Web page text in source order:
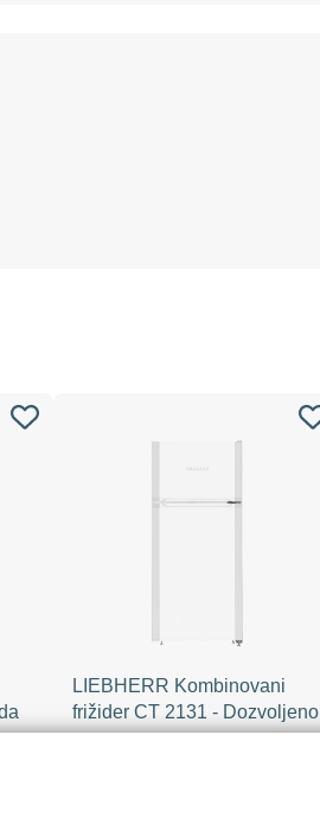
LIEBHERR Kombinovani
frižider CT 2131 - Dozvoljeno